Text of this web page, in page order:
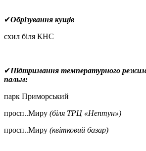
✔Обрізування кущів
схил біля КНС
✔Підтримання температурного
пальм:
парк Приморський
просп..Миру (біля ТРЦ «Нептун»)
просп..Миру (квітковий базар)